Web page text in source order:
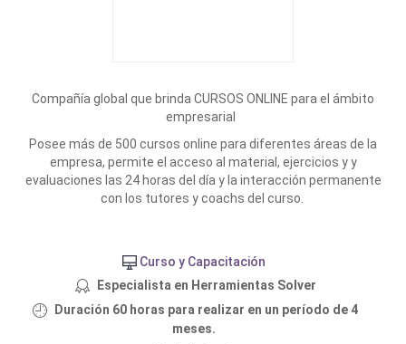
Compañía global que brinda CURSOS ONLINE para el ámbito
empresarial
Posee más de 500 cursos online para diferentes áreas de la
empresa, permite el acceso al material, ejercicios y y
evaluaciones las 24 horas del día y la interacción permanente
con los tutores y coachs del curso.
Curso y Capacitación
Especialista en Herramientas Solver
Duración 60 horas para realizar en un período de 4
meses.